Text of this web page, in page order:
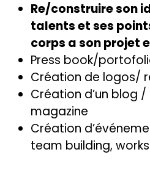
Re/construire son
talents et ses
corps a son projet
Press book/
Création de logos/
Création d’un blog
magazine
Création
team building,